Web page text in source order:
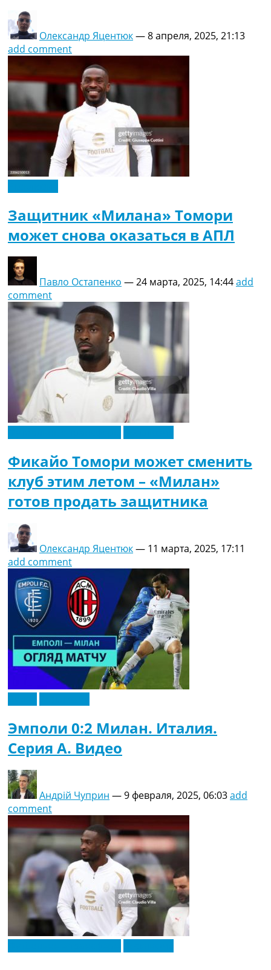
Олександр Яцентюк—8 апреля, 2025, 21:13
add comment
Защитник «Милана» Томори
может снова оказаться в АПЛ
Павло Остапенко —24 марта, 2025, 14:44add
comment
Фикайо Томори может сменить
клуб этим летом – «Милан»
готов продать защитника
Олександр Яцентюк— 11 марта, 2025, 17:11
add comment
Эмполи 0:2 Милан. Италия.
Серия A. Видео
Андрій Чуприн —9 февраля, 2025, 06:03add
comment